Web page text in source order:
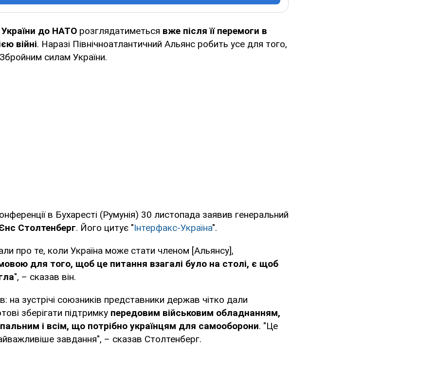
до НАТО розглядатиметься вже після її перемоги в
війні. Наразі Північноатлантичний Альянс робить усе для того,
силам України.
в Бухаресті (Румунія) 30 листопада заявив генеральний
Столтенберг. Його цитує "Інтерфакс-Україна".
про те, коли Україна може стати членом [Альянсу],
для того, щоб це питання взагалі було на столі, є щоб
", – сказав він.
на зустрічі союзників представники держав чітко дали
зберігати підтримку передовим військовим обладнанням,
і всім, що потрібно українцям для самооборони. "Це
завдання", – сказав Столтенберг.